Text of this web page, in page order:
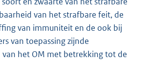
van het strafbare feit, de
van immuniteit en de ook bij
van toepassing zijnde
van het OM met betrekking tot de